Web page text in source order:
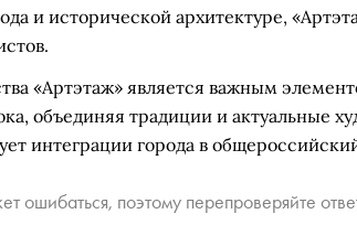
и исторической архитектуре,
«Артэтаж» является важным
объединяя традиции и актуальные
интеграции города в
ошибаться, поэтому перепроверяйте